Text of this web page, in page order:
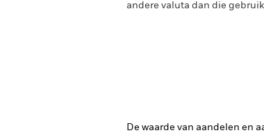
andere valuta dan die
De waarde van aandelen en